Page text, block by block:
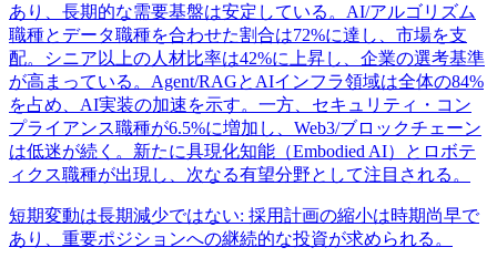
あり、長期的な需要基盤は安定している。AI/アルゴリズム
職種とデータ職種を合わせた割合は72%に達し、市場を支
配。シニア以上の人材比率は42%に上昇し、企業の選考基準
が高まっている。Agent/RAGとAIインフラ領域は全体の84%
を占め、AI実装の加速を示す。一方、セキュリティ・コン
プライアンス職種が6.5%に増加し、Web3/ブロックチェーン
は低迷が続く。新たに具現化知能（Embodied AI）とロボテ
ィクス職種が出現し、次なる有望分野として注目される。
短期変動は長期減少ではない: 採用計画の縮小は時期尚早で
あり、重要ポジションへの継続的な投資が求められる。